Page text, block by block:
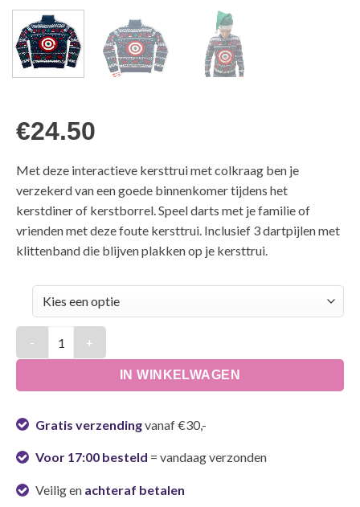
€24.50
Met deze interactieve kersttrui met colkraag ben je
verzekerd van een goede binnenkomer tijdens het
kerstdiner of kerstborrel. Speel darts met je familie of
vrienden met deze foute kersttrui. Inclusief 3 dartpijlen met
klittenband die blijven plakken op je kersttrui.
IN WINKELWAGEN
Gratis verzendingvanaf €30,-
Voor 17:00 besteld = vandaag verzonden
Veilig en achteraf betalen